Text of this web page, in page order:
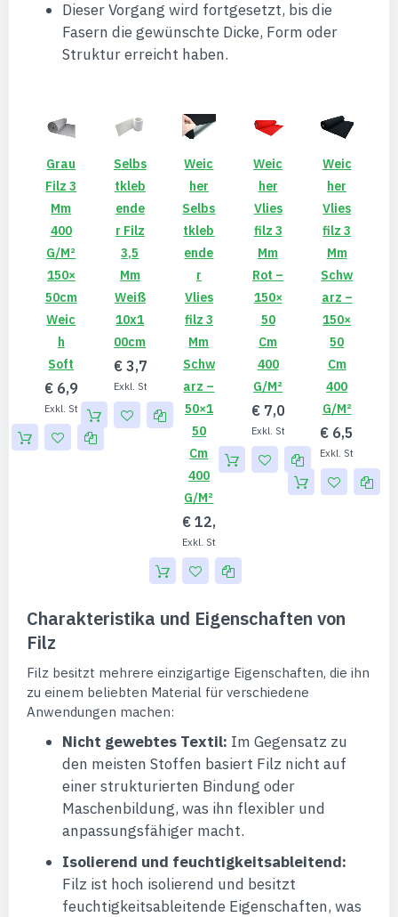
Dieser Vorgang wird fortgesetzt, bis die
Fasern die gewünschte Dicke, Form oder
Struktur erreicht haben.
Grau
Filz 3
Mm
400
G/m²
150×
50cm
Weic
H
Soft
€ 6,95
€ 5,79
Selbs
Tkleb
Ende
R Filz
3,5
Mm
Weiß
10x1
00cm
€ 3,76
€ 3,13
Weic
Her
Selbs
Tkleb
Ende
R
Vlies
Filz 3
Mm
Schw
Arz –
50×1
50
Cm
400
G/m²
€ 12,00
Weic
Her
Vlies
Filz 3
Mm
Rot –
150×
50
Cm
400
G/m²
€ 7,00
€ 5,83
Weic
Her
Vlies
Filz 3
Mm
Schw
Arz –
150×
50
Cm
400
G/m²
€ 6,50
Charakteristika und Eigenschaften von
Filz
Filz besitzt mehrere einzigartige Eigenschaften, die ihn
zu einem beliebten Material für verschiedene
Anwendungen machen:
Nicht gewebtes Textil: Im Gegensatz zu
den meisten Stoffen basiert Filz nicht auf
einer strukturierten Bindung oder
Maschenbildung, was ihn flexibler und
anpassungsfähiger macht.
Isolierend und feuchtigkeitsableitend:
Filz ist hoch isolierend und besitzt
feuchtigkeitsableitende Eigenschaften, was